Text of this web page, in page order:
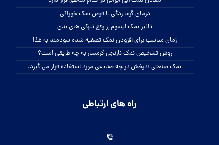
درمان گرما زدگی با قرص نمک خوراکی
تاثیر نمک اپسوم بر رفع تیرگی های بدن
زمان مناسب برای افزودن نمک تصفیه شده سودمند به غذا
روش تشخیص نمک نارنجی گرمسار به چه طریقی است؟
نمک صنعتی آذرخش در چه صنایعی مورد استفاده قرار می گیرد.
راه های ارتباطی